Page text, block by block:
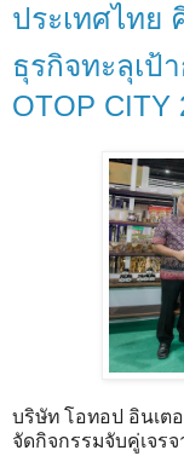
ประเทศไทย
ธุรกิจทะลุเป้
OTOP CITY
บริษัท โอทอป อินเต
จัดกิจกรรมจับคู่เจร